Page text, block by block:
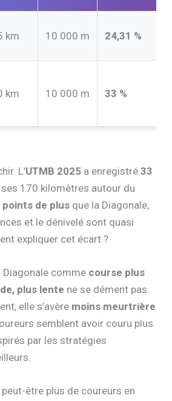
km 10 000 m 24,31 %
km 10 000 m 33 %
L’UTMB 2025 a enregistré33
170 kilomètres autour du
points de plus que la Diagonale,
et le dénivelé sont quasi
expliquer cet écart ?
Diagonale comme course plus
plus lente ne se dément pas.
elle s’avère moins meurtrière
semblent avoir couru plus
par les stratégies
peut-être plus de coureurs en